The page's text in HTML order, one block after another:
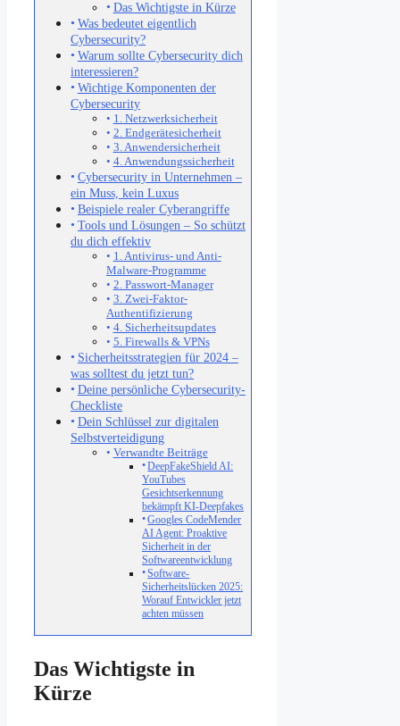
Das Wichtigste in Kürze
Was bedeutet eigentlich
Cybersecurity?
Warum sollte Cybersecurity dich
interessieren?
Wichtige Komponenten der
Cybersecurity
1. Netzwerksicherheit
2. Endgerätesicherheit
3. Anwendersicherheit
4. Anwendungssicherheit
Cybersecurity in Unternehmen –
ein Muss, kein Luxus
Beispiele realer Cyberangriffe
Tools und Lösungen – So schützt
du dich effektiv
1. Antivirus- und Anti-
Malware-Programme
2. Passwort-Manager
3. Zwei-Faktor-
Authentifizierung
4. Sicherheitsupdates
5. Firewalls & VPNs
Sicherheitsstrategien für 2024 –
was solltest du jetzt tun?
Deine persönliche Cybersecurity-
Checkliste
Dein Schlüssel zur digitalen
Selbstverteidigung
Verwandte Beiträge
DeepFakeShield AI:
YouTubes
Gesichtserkennung
bekämpft KI-Deepfakes
Googles CodeMender
AI Agent: Proaktive
Sicherheit in der
Softwareentwicklung
Software-
Sicherheitslücken 2025:
Worauf Entwickler jetzt
achten müssen
Das Wichtigste in
Kürze